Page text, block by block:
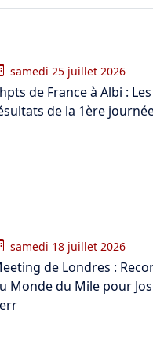
samedi 25 juillet 2026
de France à Albi : Les
de la 1ère
samedi 18 juillet 2026
de Londres :
Monde du Mile pour